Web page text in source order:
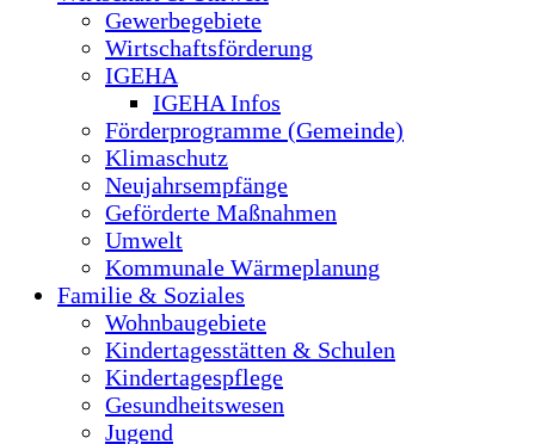
Gewerbegebiete
Wirtschaftsförderung
IGEHA
IGEHA Infos
Förderprogramme (Gemeinde)
Klimaschutz
Neujahrsempfänge
Geförderte Maßnahmen
Umwelt
Kommunale Wärmeplanung
Familie & Soziales
Wohnbaugebiete
Kindertagesstätten & Schulen
Kindertagespflege
Gesundheitswesen
Jugend